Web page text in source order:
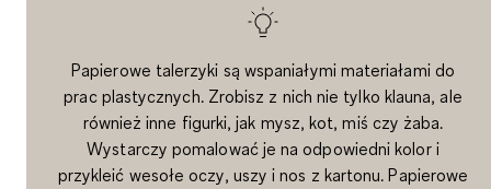
Papierowe talerzyki są wspaniałymi materiałami do
prac plastycznych. Zrobisz z nich nie tylko klauna, ale
również inne figurki, jak mysz, kot, miś czy żaba.
Wystarczy pomalować je na odpowiedni kolor i
przykleić wesołe oczy, uszy i nos z kartonu. Papierowe